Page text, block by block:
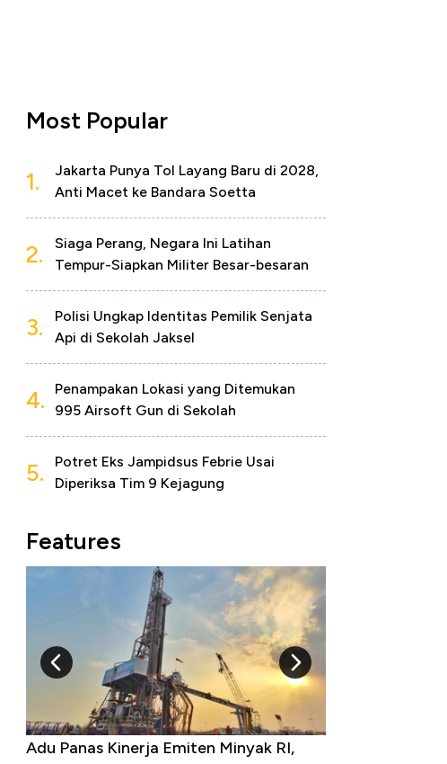
Most Popular
1.
Jakarta Punya Tol Layang Baru di 2028,
Anti Macet ke Bandara Soetta
2.
Siaga Perang, Negara Ini Latihan
Tempur-Siapkan Militer Besar-besaran
3.
Polisi Ungkap Identitas Pemilik Senjata
Api di Sekolah Jaksel
4.
Penampakan Lokasi yang Ditemukan
995 Airsoft Gun di Sekolah
5.
Potret Eks Jampidsus Febrie Usai
Diperiksa Tim 9 Kejagung
Features
10 Provinsi dengan Tingkat